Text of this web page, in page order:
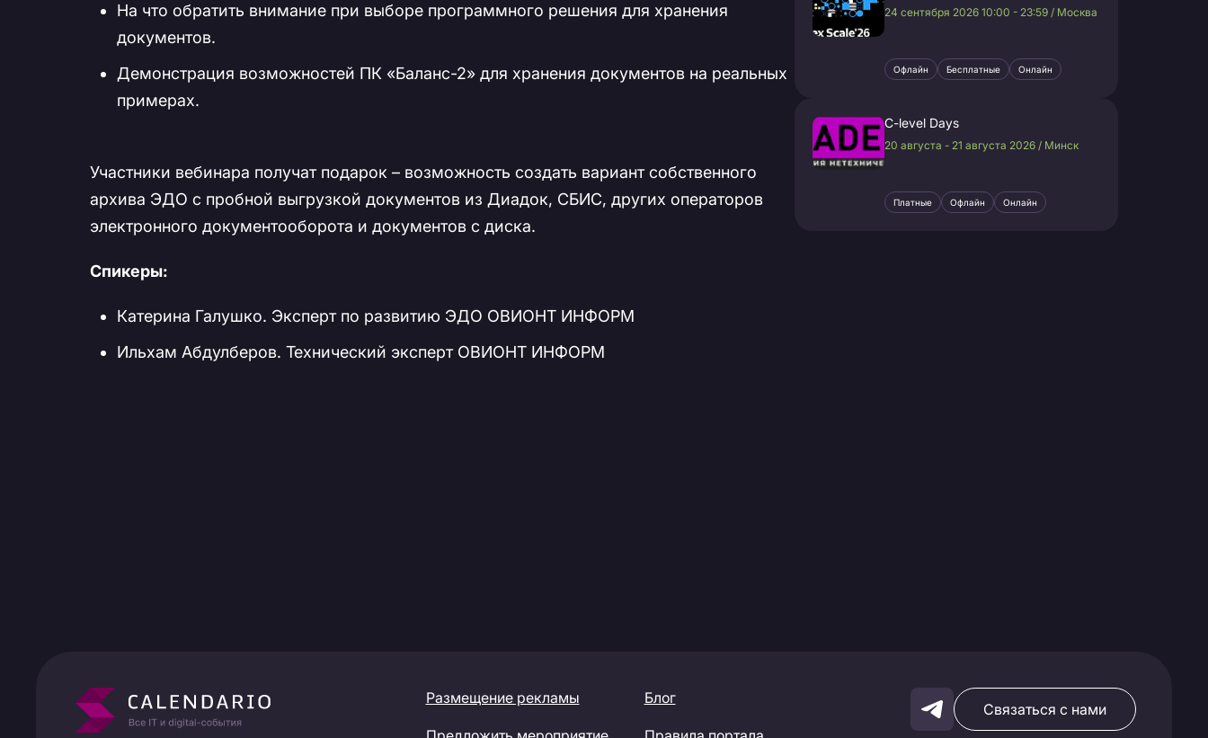
На что обратить внимание при выборе программного решения для хранения
документов.
Демонстрация возможностей ПК «Баланс-2» для хранения документов на реальных
примерах.
Участники вебинара получат подарок – возможность создать вариант собственного
архива ЭДО с пробной выгрузкой документов из Диадок, СБИС, других операторов
электронного документооборота и документов с диска.
Спикеры:
Катерина Галушко. Эксперт по развитию ЭДО ОВИОНТ ИНФОРМ
Ильхам Абдулберов. Технический эксперт ОВИОНТ ИНФОРМ
24 сентября 2026 10:00 - 23:59 / Москва
Офлайн Бесплатные Онлайн
C-level Days
20 августа - 21 августа 2026 / Минск
Платные Офлайн Онлайн
Размещение рекламы Блог
Связаться с нами